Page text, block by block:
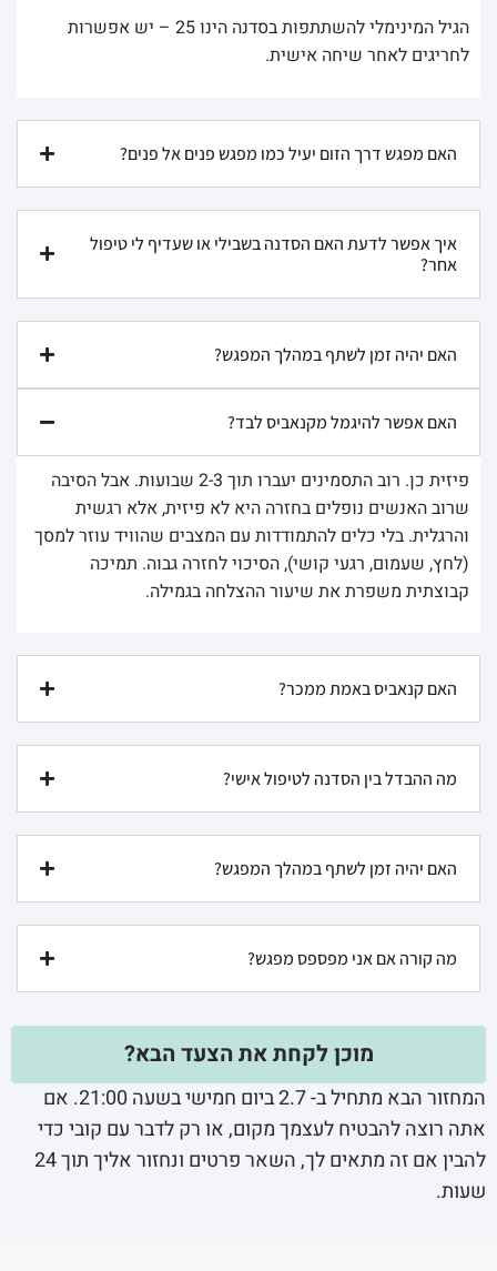
הגיל המינימלי להשתתפות בסדנה הינו 25 – יש אפשרות
לחריגים לאחר שיחה אישית.
האם מפגש דרך הזום יעיל כמו מפגש פנים אל פנים?
איך אפשר לדעת האם הסדנה בשבילי או שעדיף לי טיפול
אחר?
האם יהיה זמן לשתף במהלך המפגש?
האם אפשר להיגמל מקנאביס לבד?
פיזית כן. רוב התסמינים יעברו תוך 2-3 שבועות. אבל הסיבה
שרוב האנשים נופלים בחזרה היא לא פיזית, אלא רגשית
והרגלית. בלי כלים להתמודדות עם המצבים שהוויד עוזר למסך
(לחץ, שעמום, רגעי קושי), הסיכוי לחזרה גבוה. תמיכה
קבוצתית משפרת את שיעור ההצלחה בגמילה.
האם קנאביס באמת ממכר?
מה ההבדל בין הסדנה לטיפול אישי?
האם יהיה זמן לשתף במהלך המפגש?
מה קורה אם אני מפספס מפגש?
מוכן לקחת את הצעד הבא?
המחזור הבא מתחיל ב- 2.7 ביום חמישי בשעה 21:00. אם
אתה רוצה להבטיח לעצמך מקום, או רק לדבר עם קובי כדי
להבין אם זה מתאים לך, השאר פרטים ונחזור אליך תוך 24
שעות.